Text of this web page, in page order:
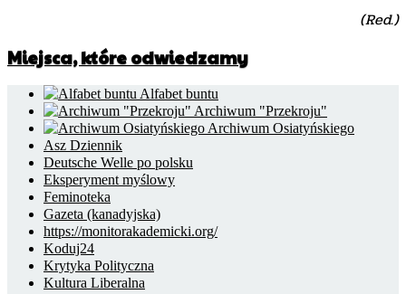
(Red.)
Miejsca, które odwiedzamy
Alfabet buntu
Archiwum "Przekroju"
Archiwum Osiatyńskiego
Asz Dziennik
Deutsche Welle po polsku
Eksperyment myślowy
Feminoteka
Gazeta (kanadyjska)
https://monitorakademicki.org/
Koduj24
Krytyka Polityczna
Kultura Liberalna